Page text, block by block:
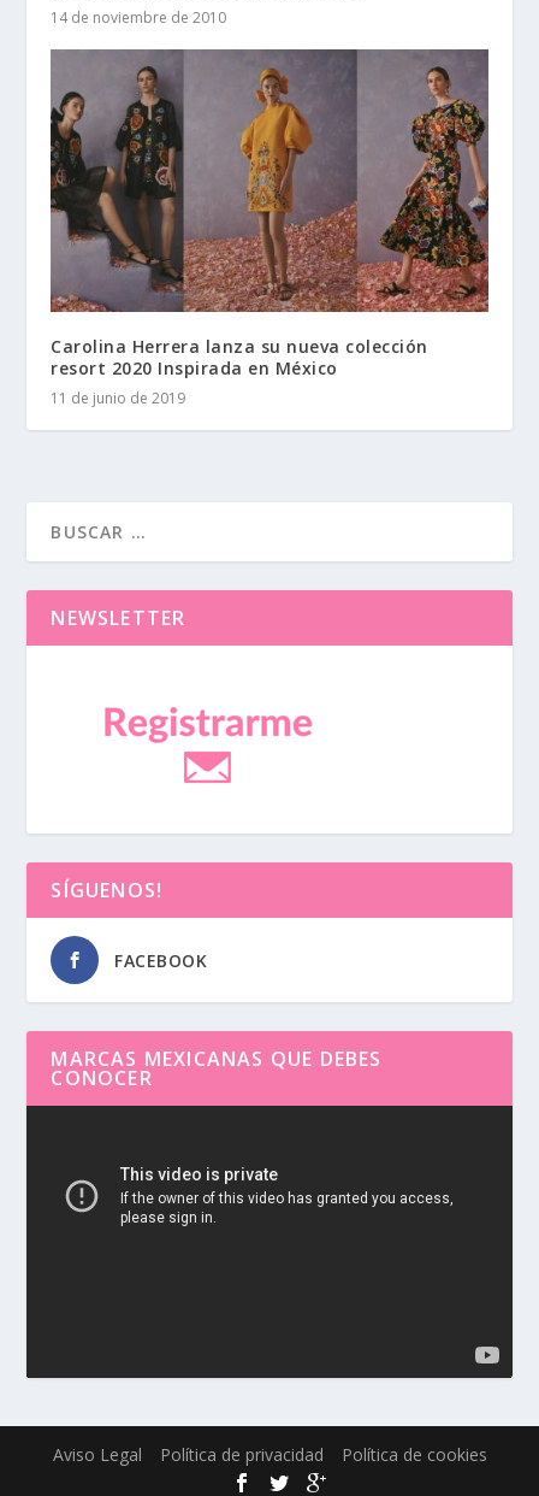
14 de noviembre de 2010
Carolina Herrera lanza su nueva colección
resort 2020 Inspirada en México
11 de junio de 2019
NEWSLETTER
SÍGUENOS!
FACEBOOK
MARCAS MEXICANAS QUE DEBES
CONOCER
Aviso Legal Política de privacidad Política de cookies